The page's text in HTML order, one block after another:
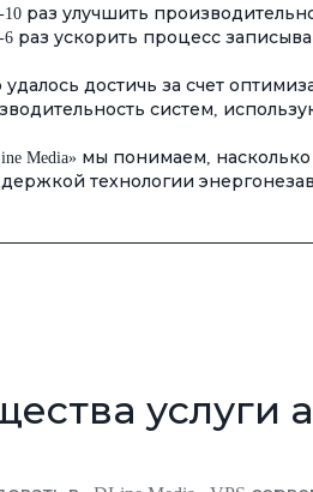
10 раз улучшить
6 раз ускорить процесс
удалось достичь за счет
систем,
Media» мы понимаем,
технологии
услуги